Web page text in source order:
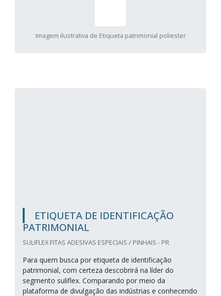
Imagem ilustrativa de Etiqueta patrimonial poliester
ETIQUETA DE IDENTIFICAÇÃO
PATRIMONIAL
SULIFLEX FITAS ADESIVAS ESPECIAIS / PINHAIS - PR
Para quem busca por etiqueta de identificação
patrimonial, com certeza descobrirá na líder do
segmento suliflex. Comparando por meio da
plataforma de divulgação das indústrias e conhecendo